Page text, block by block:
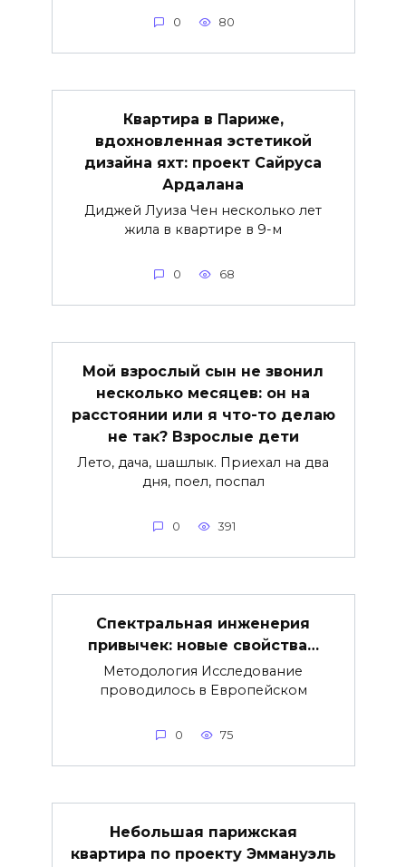
0 80
Квартира в Париже,
вдохновленная эстетикой
дизайна яхт: проект Сайруса
Ардалана
Диджей Луиза Чен несколько лет
жила в квартире в 9-м
0 68
Мой взрослый сын не звонил
несколько месяцев: он на
расстоянии или я что-то делаю
не так? Взрослые дети
Лето, дача, шашлык. Приехал на два
дня, поел, поспал
0 391
Спектральная инженерия
привычек: новые свойства…
Методология Исследование
проводилось в Европейском
0 75
Небольшая парижская
квартира по проекту Эммануэль